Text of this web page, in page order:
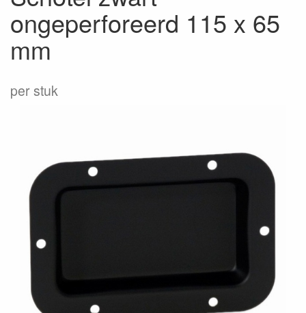
ongeperforeerd 115 x 65
mm
per stuk